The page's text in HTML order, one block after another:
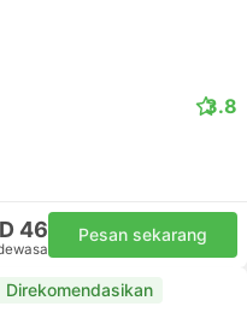
3.8
46 Pesan sekarang
Direkomendasikan